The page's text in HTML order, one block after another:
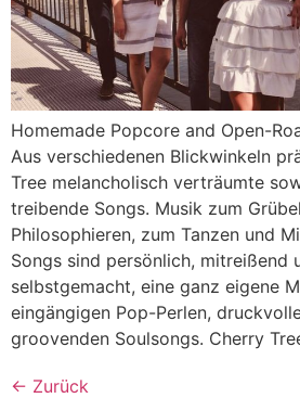
Homemade Popcore and Open-
Aus verschiedenen Blickwinkeln
Tree melancholisch verträumte
treibende Songs. Musik zum
Philosophieren, zum Tanzen und
Songs sind persönlich, mitreißend
selbstgemacht, eine ganz eigene
eingängigen Pop-Perlen,
groovenden Soulsongs. Cherry
← Zurück